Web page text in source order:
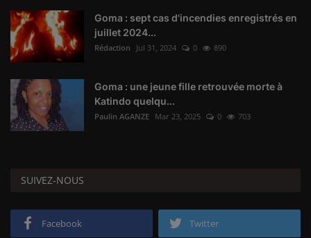
Goma : sept cas d'incendies enregistrés en
juillet 2024...
Rédaction Jul 31, 2024 0 890
Goma : une jeune fille retrouvée morte à
Katindo quelqu...
Paulin AGANZE Mar 23, 2025 0 703
SUIVEZ-NOUS
Facebook Twitter